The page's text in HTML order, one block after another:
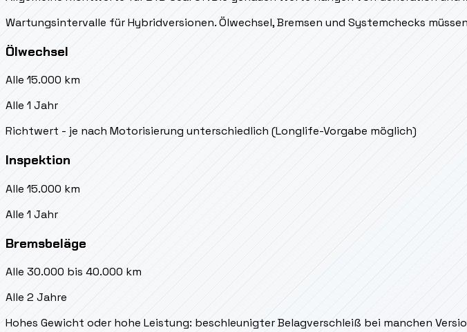
Wartungsintervalle für Hybridversionen. Ölwechsel, Bremsen und Systemchecks
Ölwechsel
Alle 15.000 km
Alle 1 Jahr
Richtwert - je nach Motorisierung unterschiedlich (Longlife-Vorgabe möglich)
Inspektion
Alle 15.000 km
Alle 1 Jahr
Bremsbeläge
Alle 30.000 bis 40.000 km
Alle 2 Jahre
Hohes Gewicht oder hohe Leistung: beschleunigter Belagverschleiß bei manchen